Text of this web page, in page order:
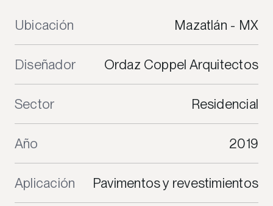
Ubicación Mazatlán - MX
Diseñador Ordaz Coppel Arquitectos
Sector Residencial
Año 2019
Aplicación Pavimentos y revestimientos